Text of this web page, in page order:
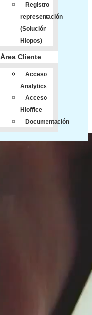
Registro
representación
(Solución
Hiopos)
Área Cliente
Acceso
Analytics
Acceso
Hioffice
Documentación